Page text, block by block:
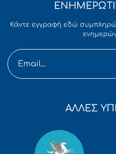
Κάντε εγγραφή εδώ
ΑΛΛΕΣ